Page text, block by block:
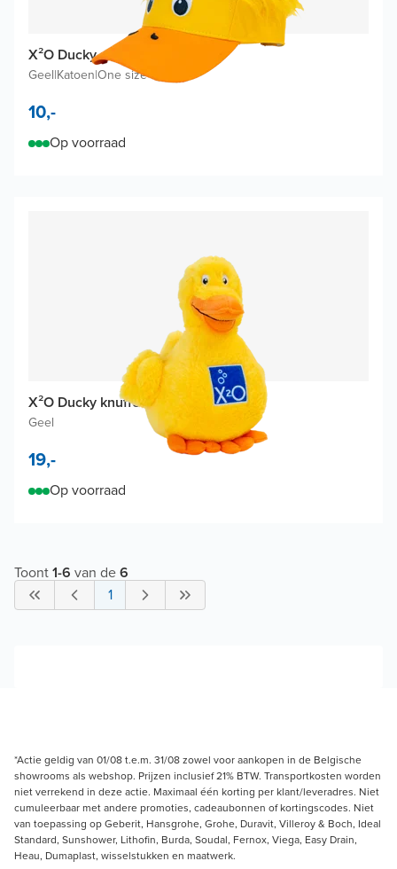
X²O Ducky pet met pruik
Geel|Katoen|One size
10,-
Op voorraad
X²O Ducky knuffel
Geel
19,-
Op voorraad
Toont1-6 van de6
1
*Actie geldig van 01/08 t.e.m. 31/08 zowel voor aankopen in de Belgische
showrooms als webshop. Prijzen inclusief 21% BTW. Transportkosten worden
niet verrekend in deze actie. Maximaal één korting per klant/leveradres. Niet
cumuleerbaar met andere promoties, cadeaubonnen of kortingscodes. Niet
van toepassing op Geberit, Hansgrohe, Grohe, Duravit, Villeroy & Boch, Ideal
Standard, Sunshower, Lithofin, Burda, Soudal, Fernox, Viega, Easy Drain,
Heau, Dumaplast, wisselstukken en maatwerk.